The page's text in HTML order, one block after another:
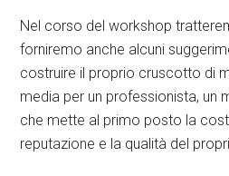
Nel corso del workshop
forniremo anche alcuni
costruire il proprio cruscotto di
media per un professionista, un
che mette al primo posto la
reputazione e la qualità del